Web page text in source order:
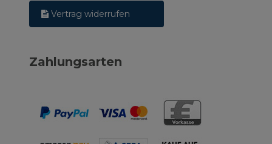
Vertrag widerrufen
Zahlungsarten